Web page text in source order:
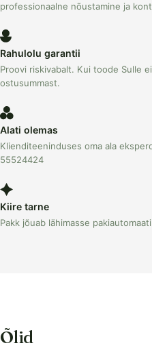
professionaalne nõustamine ja
Rahulolu garantii
Proovi riskivabalt. Kui toode Sulle
ostusummast.
Alati olemas
Klienditeeninduses oma ala
55524424
Kiire tarne
Pakk jõuab lähimasse
Õlid